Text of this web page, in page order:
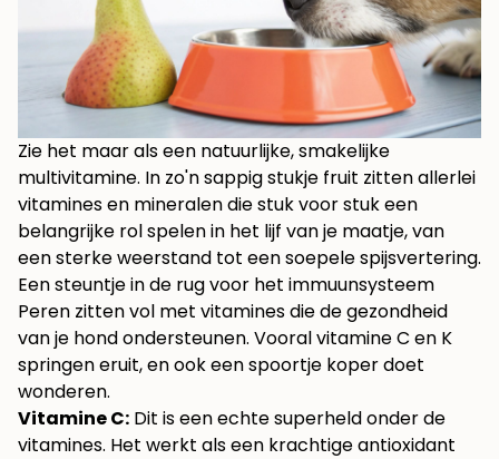
Zie het maar als een natuurlijke, smakelijke
multivitamine. In zo'n sappig stukje fruit zitten allerlei
vitamines en mineralen die stuk voor stuk een
belangrijke rol spelen in het lijf van je maatje, van
een sterke weerstand tot een soepele spijsvertering.
Een steuntje in de rug voor het immuunsysteem
Peren zitten vol met vitamines die de gezondheid
van je hond ondersteunen. Vooral vitamine C en K
springen eruit, en ook een spoortje koper doet
wonderen.
Vitamine C: Dit is een echte superheld onder de
vitamines. Het werkt als een krachtige antioxidant